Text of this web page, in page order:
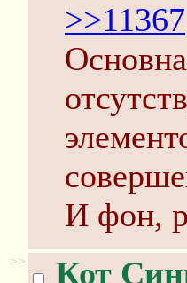
>>11367
И фон,
>> Кот